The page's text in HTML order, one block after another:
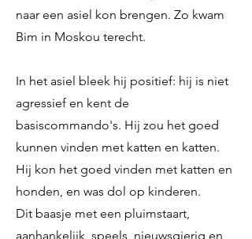
naar een asiel kon brengen. Zo kwam
Bim in Moskou terecht.
In het asiel bleek hij positief: hij is niet
agressief en kent de
basiscommando's. Hij zou het goed
kunnen vinden met katten en katten.
Hij kon het goed vinden met katten en
honden, en was dol op kinderen.
Dit baasje met een pluimstaart,
aanhankelijk, speels, nieuwsgierig en